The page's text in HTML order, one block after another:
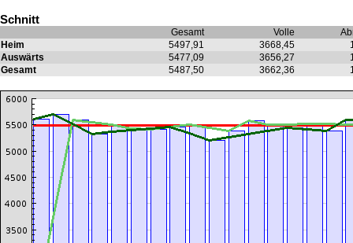
Schnitt
Gesamt Volle
Heim
5497,91 3668,45
Auswärts
5477,09 3656,27
Gesamt
5487,50 3662,36